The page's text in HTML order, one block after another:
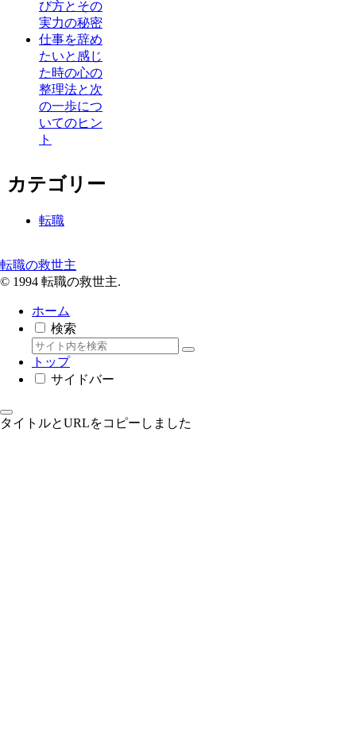
び方とその
実力の秘密
仕事を辞め
たいと感じ
た時の心の
整理法と次
の一歩につ
いてのヒン
ト
カテゴリー
転職
転職の救世主
© 1994 転職の救世主.
ホーム
検索
トップ
サイドバー
タイトルとURLをコピーしました